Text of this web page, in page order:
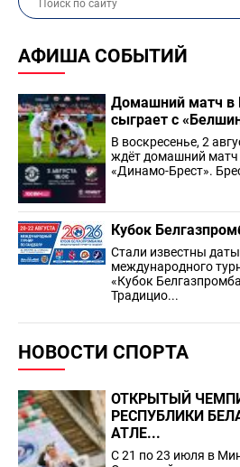
АФИША СОБЫТИЙ
Домашний матч в
сыграет с
В воскресенье, 2
ждёт домашний матч
«Динамо-Брест».
Кубок
Стали известны
международного
«Кубок
Традицио...
НОВОСТИ СПОРТА
ОТКРЫТЫЙ
РЕСПУБЛИКИ
АТЛЕ...
С 21 по 23 июля в